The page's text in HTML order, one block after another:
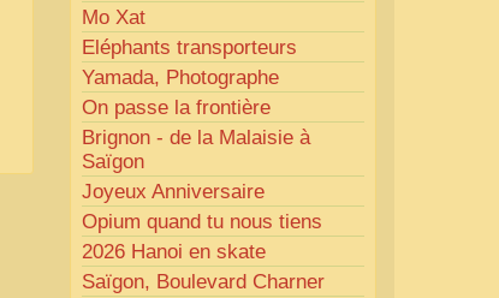
« Comme tout bon
collectionneur le sait, la
perfection est un idéal… mais
nous y travaillons ! »
Mo Xat
Eléphants transporteurs
Yamada, Photographe
On passe la frontière
Brignon - de la Malaisie à
Saïgon
Joyeux Anniversaire
Opium quand tu nous tiens
2026 Hanoi en skate
Saïgon, Boulevard Charner